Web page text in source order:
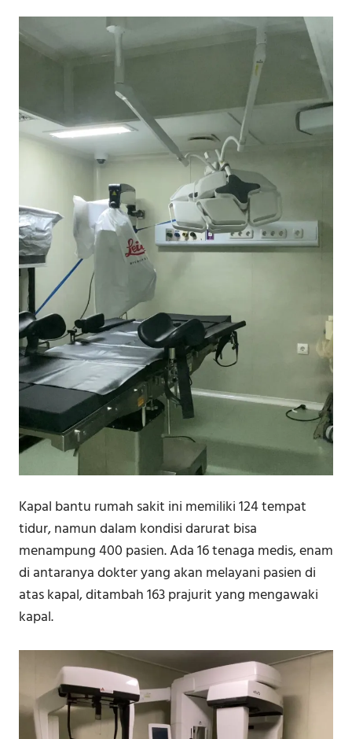
Kapal bantu rumah sakit ini memiliki 124 tempat
tidur, namun dalam kondisi darurat bisa
menampung 400 pasien. Ada 16 tenaga medis, enam
di antaranya dokter yang akan melayani pasien di
atas kapal, ditambah 163 prajurit yang mengawaki
kapal.